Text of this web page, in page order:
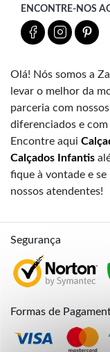
ENCONTRE-NOS
Olá! Nós somos a
levar o melhor da
parceria com
diferenciados e
Encontre aqui
Calçados Infantis
fique à vontade e
nossos atendentes!
Segurança
Formas de